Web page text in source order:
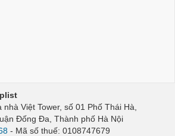
Việt Tower, số 01 Phố Thái Hà,
Đống Đa, Thành phố Hà Nội
- Mã số thuế: 0108747679